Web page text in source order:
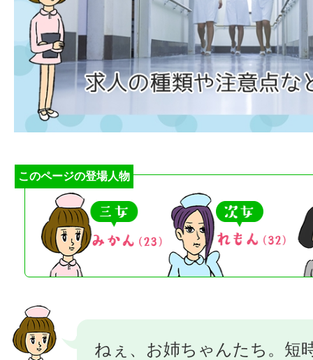
ねぇ、お姉ちゃんたち。短